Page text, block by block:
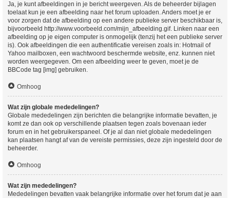
Ja, je kunt afbeeldingen in je bericht weergeven. Als de beheerder bijlagen
toelaat kun je een afbeelding naar het forum uploaden. Anders moet je er
voor zorgen dat de afbeelding op een andere publieke server beschikbaar is,
bijvoorbeeld http://www.voorbeeld.com/mijn_afbeelding.gif. Linken naar een
afbeelding op je eigen computer is onmogelijk (tenzij het een publieke server
is). Ook afbeeldingen die een authentificatie vereisen zoals in: Hotmail of
Yahoo mailboxen, een wachtwoord beschermde website, enz. kunnen niet
worden weergegeven. Om een afbeelding weer te geven, moet je de
BBCode tag [img] gebruiken.
Omhoog
Wat zijn globale mededelingen?
Globale mededelingen zijn berichten die belangrijke informatie bevatten, je
komt ze dan ook op verschillende plaatsen tegen zoals bovenaan ieder
forum en in het gebruikerspaneel. Of je al dan niet globale mededelingen
kan plaatsen hangt af van de vereiste permissies, deze zijn ingesteld door de
beheerder.
Omhoog
Wat zijn mededelingen?
Mededelingen bevatten vaak belangrijke informatie over het forum dat je aan